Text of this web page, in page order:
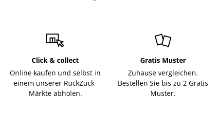
Click & collect
Online kaufen und selbst in
einem unserer RuckZuck-
Märkte abholen.
Gratis Muster
Zuhause vergleichen.
Bestellen Sie bis zu 2 Gratis
Muster.